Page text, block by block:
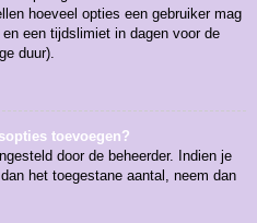
hoeveel opties een gebruiker mag
een tijdslimiet in dagen voor de
duur).
toevoegen?
door de beheerder. Indien je
het toegestane aantal, neem dan